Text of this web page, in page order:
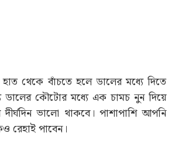
থেকে বাঁচতে হলে ডালের মধ্যে দিতে
ডালের কৌটোর মধ্যে এক চামচ নুন দিয়ে
ভালো থাকবে। পাশাপাশি আপনি
রেহাই পাবেন।